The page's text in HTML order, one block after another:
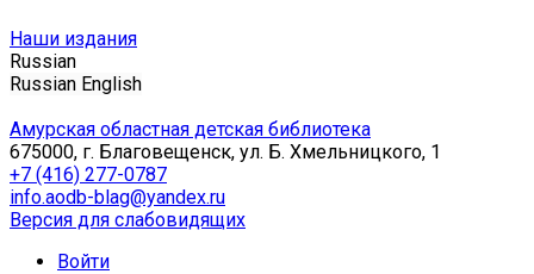
Наши издания
Russian
Russian English
Амурская областная детская библиотека
675000, г. Благовещенск, ул. Б. Хмельницкого, 1
+7 (416) 277-0787
info.aodb-blag@yandex.ru
Версия для слабовидящих
Войти